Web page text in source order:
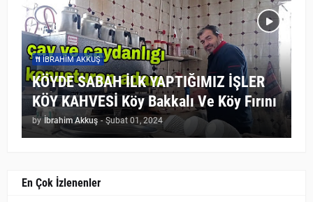
İBRAHIM AKKUŞ
KÖYDE SABAH İLK YAPTIĞIMIZ İŞLER
KÖY KAHVESİ Köy Bakkalı Ve Köy Fırını
by İbrahim Akkuş - Şubat 01, 2024
En Çok İzlenenler